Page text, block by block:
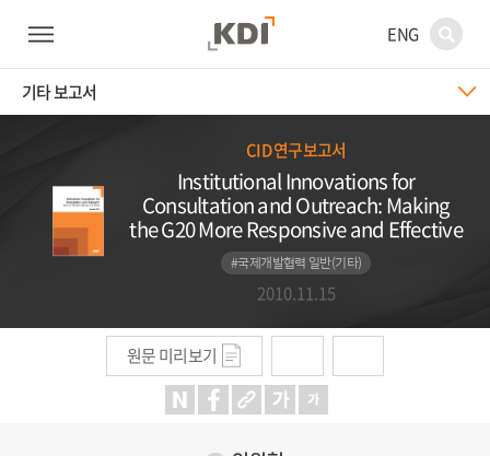
ENG
기타 보고서
CID 연구보고서
Institutional Innovations for
Consultation and Outreach: Making
the G20 More Responsive and Effective
#국제개발협력 일반(기타)
2010.11.15
원문 미리보기